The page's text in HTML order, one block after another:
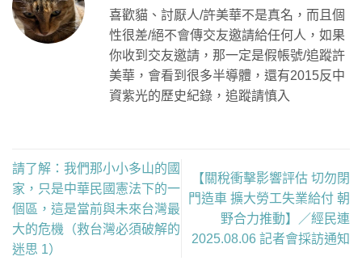
喜歡貓、討厭人/許美華不是真名，而且個
性很差/絕不會傳交友邀請給任何人，如果
你收到交友邀請，那一定是假帳號/追蹤許
美華，會看到很多半導體，還有2015反中
資紫光的歷史紀錄，追蹤請慎入
請了解：我們那小小多山的國
家，只是中華民國憲法下的一
個區，這是當前與未來台灣最
大的危機（救台灣必須破解的
迷思 1）
【關稅衝擊影響評估 切勿閉
門造車 擴大勞工失業給付 朝
野合力推動】／經民連
2025.08.06 記者會採訪通知